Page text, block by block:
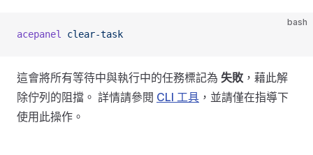
bash
acepanel clear-task
這會將所有等待中與執行中的任務標記為 失敗 ，藉此解
除佇列的阻擋。 詳情請參閱 CLI 工具 ，並請僅在指導下
使用此操作。